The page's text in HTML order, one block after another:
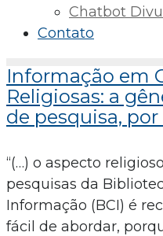
Chatbot
Contato
Informação em
Religiosas: a
de pesquisa,
“(…) o aspecto
pesquisas da
Informação (BCI) é
fácil de abordar,